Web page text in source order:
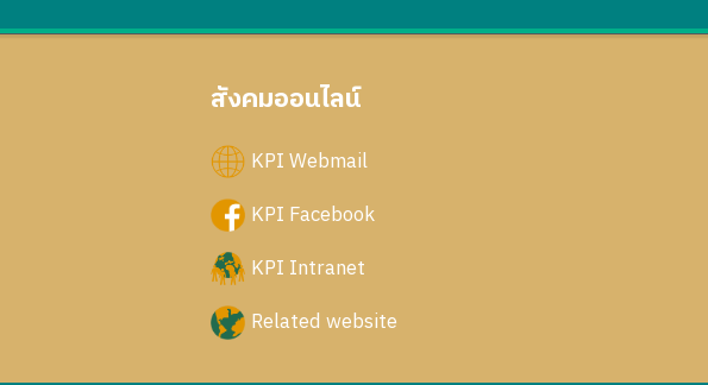
สังคมออนไลน์
KPI Webmail
KPI Facebook
KPI Intranet
Related website